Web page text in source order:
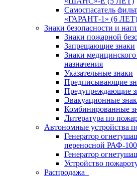
Самоспасатель
«ГАРАНТ-1» (6 ЛЕТ)
Знаки безопасности и
Знаки пожарной
Запрещающие знаки
Знаки
назначения
Указательные знаки
Предписывающие
Предупреждающие
Эвакуационные
Комбинированные
Литература по
Автономные устройства
Генератор
переносной РАФ-
Генератор
Устройство
Распродажа